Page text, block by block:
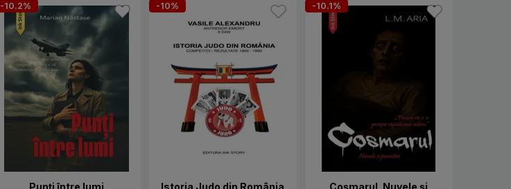
-10.2%
Punți între lumi
-10%
Istoria Judo din România
-10.1%
Coșmarul. Nuvele și